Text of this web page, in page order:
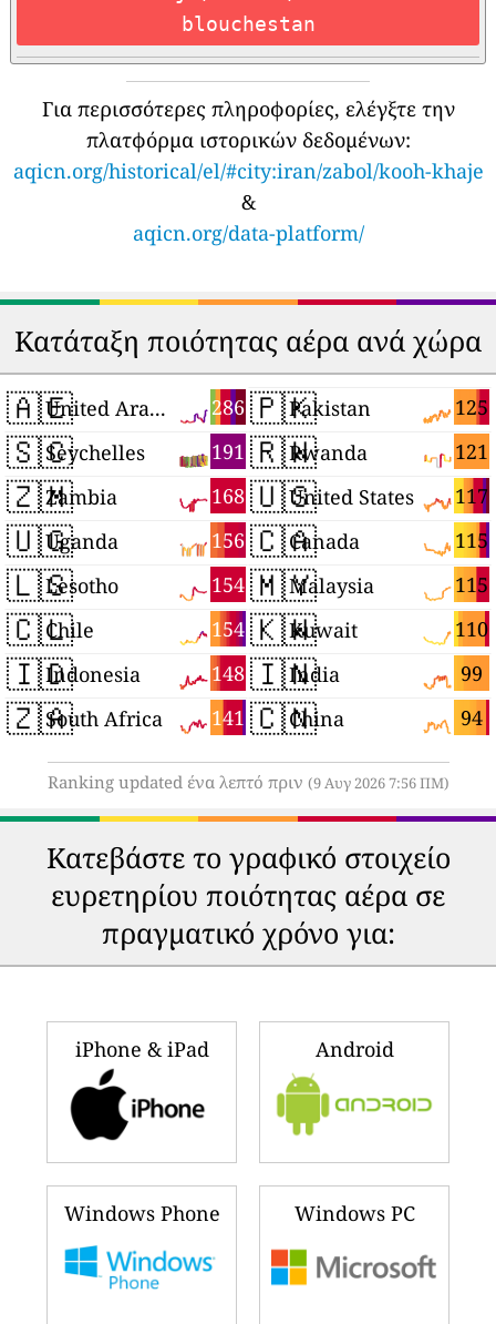
blouchestan
Για περισσότερες πληροφορίες, ελέγξτε την
πλατφόρμα ιστορικών δεδομένων:
aqicn.org/historical/el/#city:iran/zabol/kooh-khaje
&
aqicn.org/data-platform/
Κατάταξη ποιότητας αέρα ανά χώρα
🇦🇪 286
United Arab Emirates
🇸🇨 191
Seychelles
🇿🇲 168
Zambia
🇺🇬 156
Uganda
🇱🇸 154
Lesotho
🇨🇱 154
Chile
🇮🇩 148
Indonesia
🇿🇦 141
South Africa
🇵🇰 125
Pakistan
🇷🇼 121
Rwanda
🇺🇸 117
United States
🇨🇦 115
Canada
🇲🇾 115
Malaysia
🇰🇼 110
Kuwait
🇮🇳 99
India
🇨🇳 94
China
Ranking updated ένα λεπτό πριν (9 Αυγ 2026 7:56 ΠΜ)
Κατεβάστε το γραφικό στοιχείο
ευρετηρίου ποιότητας αέρα σε
πραγματικό χρόνο για:
iPhone & iPad Android
Windows Phone Windows PC